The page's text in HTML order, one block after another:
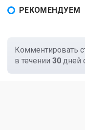
РЕКОМЕНДУЕМ
Комментировать
в течении 30 дней